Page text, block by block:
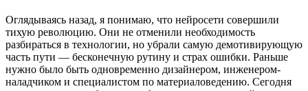
Оглядываясь назад, я понимаю, что нейросети совершили
тихую революцию. Они не отменили необходимость
разбираться в технологии, но убрали самую демотивирующую
часть пути — бесконечную рутину и страх ошибки. Раньше
нужно было быть одновременно дизайнером, инженером-
наладчиком и специалистом по материаловедению. Сегодня